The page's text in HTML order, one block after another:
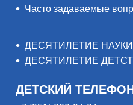
Часто задаваемые
ДЕСЯТИЛЕТИЕ
ДЕСЯТИЛЕТИЕ
ДЕТСКИЙ